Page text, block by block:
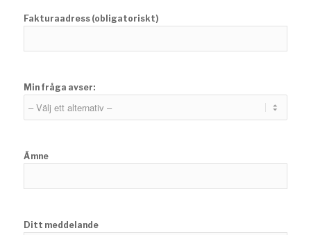
Fakturaadress (obligatoriskt)
Min fråga avser:
Ämne
Ditt meddelande